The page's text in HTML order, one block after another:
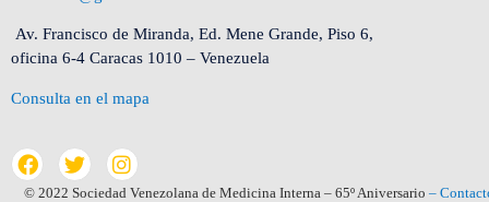
Av. Francisco de Miranda, Ed. Mene Grande, Piso 6,
oficina 6-4 Caracas 1010 – Venezuela
Consulta en el mapa
© 2022 Sociedad Venezolana de Medicina Interna – 65º Aniversario –